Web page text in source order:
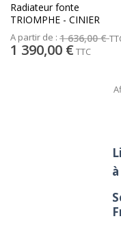
Radiateur fonte
TRIOMPHE - CINIER
A partir de : 1 636,00 €
1 390,00 €TTC